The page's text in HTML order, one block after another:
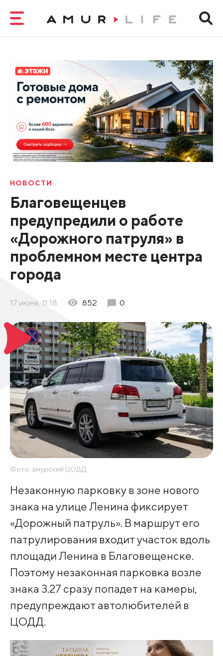
НОВОСТИ
Благовещенцев
предупредили о работе
«Дорожного патруля» в
проблемном месте центра
города
17 июня, 11:18 852 0
Фото: амурский ЦОДД
Незаконную парковку в зоне нового
знака на улице Ленина фиксирует
«Дорожный патруль». В маршрут его
патрулирования входит участок вдоль
площади Ленина в Благовещенске.
Поэтому незаконная парковка возле
знака 3.27 сразу попадет на камеры,
предупреждают автолюбителей в
ЦОДД.